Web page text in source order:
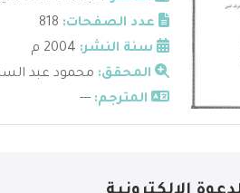
عدد الصفحات:
سنة النشر:
المحقق: محمود عبد
المترجم: ---